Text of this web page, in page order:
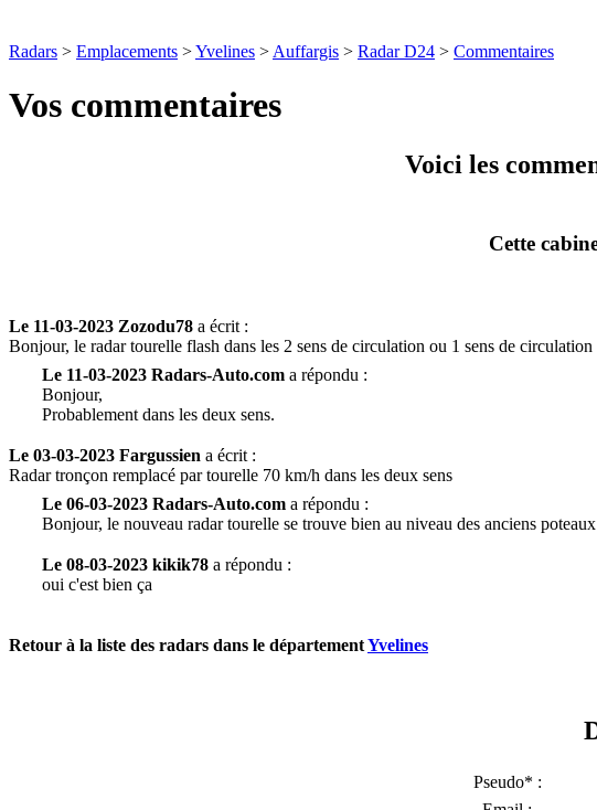
Radars > Emplacements >Yvelines > Auffargis > Radar D24 > Commentaires
Vos commentaires
Voici les
Cette
Le 11-03-2023 Zozodu78 a écrit :
Bonjour, le radar tourelle flash dans les 2 sens de circulation ou 1 sens de circulation
Le 11-03-2023 Radars-Auto.com a répondu :
Bonjour,
Probablement dans les deux sens.
Le 03-03-2023 Fargussien a écrit :
Radar tronçon remplacé par tourelle 70 km/h dans les deux sens
Le 06-03-2023 Radars-Auto.com a répondu :
Bonjour, le nouveau radar tourelle se trouve bien au niveau des anciens
Le 08-03-2023 kikik78 a répondu :
oui c'est bien ça
Retour à la liste des radars dans le départementYvelines
Pseudo* :